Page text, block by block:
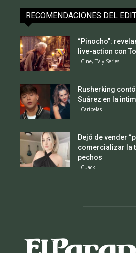
RECOMENDACIONES DEL
“Pinocho”:
live-action con
Cine, TV y Series
Rusherking
Suárez en la
Caripelas
Dejó de vender
comercializar la
pechos
Cuack!